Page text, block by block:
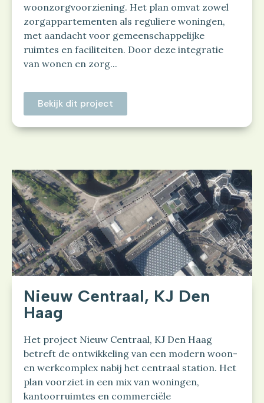
woonzorgvoorziening. Het plan omvat zowel
zorgappartementen als reguliere woningen,
met aandacht voor gemeenschappelijke
ruimtes en faciliteiten. Door deze integratie
van wonen en zorg...
Bekijk dit project
Nieuw Centraal, KJ Den
Haag
Het project Nieuw Centraal, KJ Den Haag
betreft de ontwikkeling van een modern woon-
en werkcomplex nabij het centraal station. Het
plan voorziet in een mix van woningen,
kantoorruimtes en commerciële